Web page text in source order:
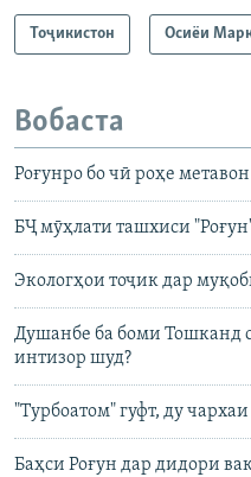
Тоҷикистон Осиёи
Вобаста
Роғунро бо чӣ роҳе метавон
БҶ мӯҳлати ташхиси
Экологҳои тоҷик дар
Душанбе ба боми Тошканд
интизор шуд?
"Турбоатом" гуфт, ду
Баҳси Роғун дар дидори